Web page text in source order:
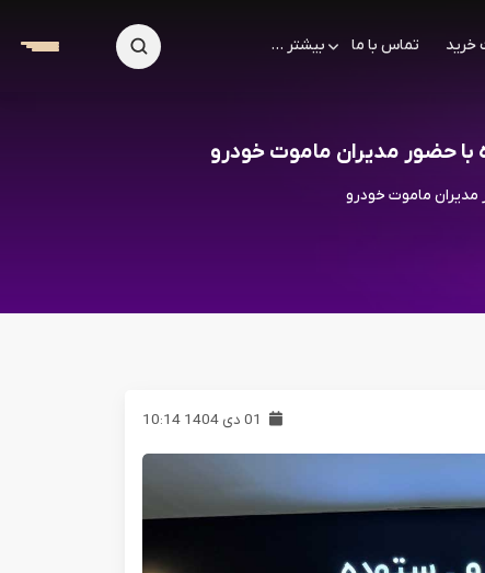
خرید تماس با ما بیشتر ...
با حضور مدیران ماموت خودرو
مدیران ماموت خودرو